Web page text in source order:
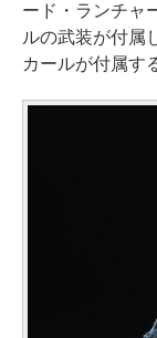
ード・ランチャ
ルの武装が付属
カールが付属す